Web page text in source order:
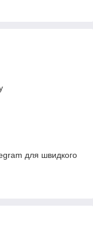
для швидкого